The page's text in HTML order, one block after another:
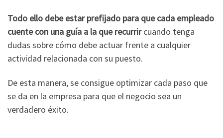
Todo ello debe estar prefijado para que cada empleado
cuente con una guía a la que recurrircuando tenga
dudas sobre cómo debe actuar frente a cualquier
actividad relacionada con su puesto.
De esta manera, se consigue optimizar cada paso que
se da en la empresa para que el negocio sea un
verdadero éxito.